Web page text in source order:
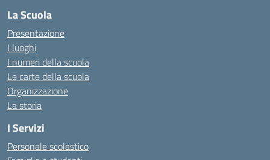
La Scuola
Presentazione
I luoghi
I numeri della scuola
Le carte della scuola
Organizzazione
La storia
I Servizi
Personale scolastico